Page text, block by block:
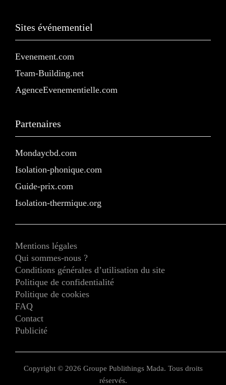
Sites événementiel
Evenement.com
Team-Building.net
AgenceEvenementielle.com
Partenaires
Mondaycbd.com
Isolation-phonique.com
Guide-prix.com
Isolation-thermique.org
Mentions légales
Qui sommes-nous ?
Conditions générales d’utilisation du site
Politique de confidentialité
Politique de cookies
FAQ
Contact
Publicité
Copyright © 2026 Groupe Publithings Mada. Tous droits
réservés.